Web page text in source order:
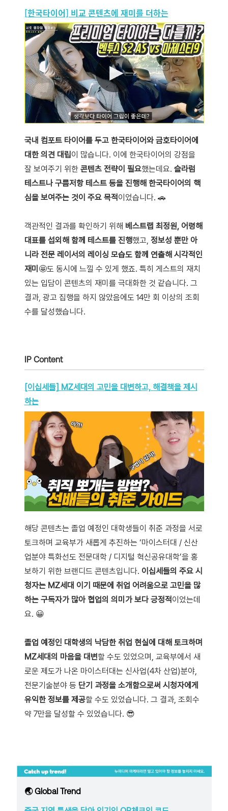
[한국타이어] 비교 콘텐츠에 재미를 더하는
국내 컴포트 타이어를 두고 한국타이어와 금호타이어에
대한 의견 대립 이 많습니다. 이에 한국타이어의 강점을
잘 보여주기 위한 콘텐츠 전략이 필요했는데요. 슬라럼
테스트나 구름저항 테스트 등을 진행해 한국타이어의 핵
심을 보여주는 것이 주요 목적 이었습니다. 🚗
객관적인 결과를 확인하기 위해 베스트랩 최정원, 어령해
대표를 섭외해 함께 테스트를 진행했고, 정보성 뿐만 아
니라 전문 레이서의 레이싱 모습도 함께 연출해 시각적인
재미 🤩도 동시에 느낄 수 있게 했죠. 특히 게스트의 재치
있는 입담이 콘텐츠의 재미를 극대화한 것 같습니다. 그
결과, 광고 집행을 하지 않았음에도 14만 회 이상의 조회
수를 달성했습니다.
IP Content
[이십세들] MZ세대의 고민을 대변하고, 해결책을 제시
하는
해당 콘텐츠는 졸업 예정인 대학생들이 취준 과정을 서로
토크하며 교육부가 새롭게 추진하는 ‘마이스터대 / 신산
업분야 특화선도 전문대학 / 디지털 혁신공유대학’을 홍
보하기 위한 브랜디드 콘텐츠입니다. 이십세들의 주요 시
청자는 MZ세대 이기 때문에 취업 어려움으로 고민을 많
하는 구독자가 많아 협업의 의미가 보다 긍정적 이었는데
요. 😀
졸업 예정인 대학생의 낙담한 취업 현실에 대해 토크하며
MZ세대의 마음을 대변할 수도 있었으며, 교육부에서 새
로운 제도가 나온 마이스터대는 신사업(4차 산업)분야,
전문기술분야 등 단기 과정을 소개함으로써 시청자에게
유익한 정보를 제공할 수도 있었습니다. 그 결과, 조회수
약 7만을 달성할 수 있었습니다. 😎
🌏 Global Trend